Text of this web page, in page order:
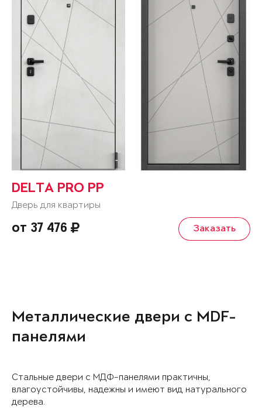
DELTA PRO PP
Дверь для квартиры
от 37 476 Заказать
Металлические двери с MDF-
панелями
Стальные двери с МДФ-панелями практичны,
влагоустойчивы, надежны и имеют вид натурального
дерева.